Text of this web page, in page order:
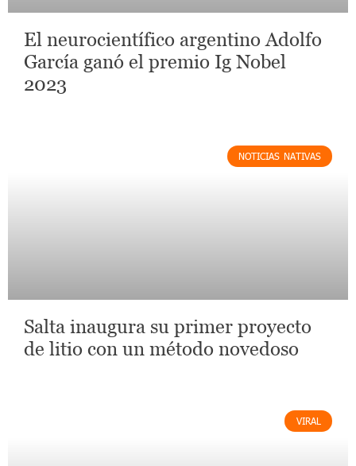
El neurocientífico argentino Adolfo
García ganó el premio Ig Nobel
2023
NOTICIAS NATIVAS
Salta inaugura su primer proyecto
de litio con un método novedoso
VIRAL